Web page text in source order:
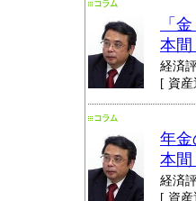
「
本間
経済
[ 資
年金
本間
経済
[ 資